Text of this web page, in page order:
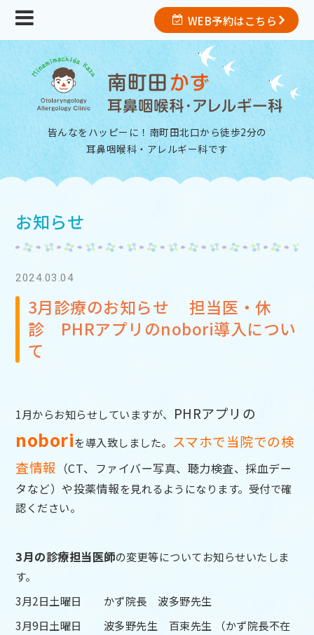
WEB予約はこちら
皆んなをハッピーに！南町田北口から徒歩2分の
耳鼻咽喉科・アレルギー科です
お知らせ
2024.03.04
3月診療のお知らせ 担当医・休
診 PHRアプリのnobori導入につい
て
1月からお知らせしていますが、 PHRアプリの
noboriを導入致しました。 スマホで当院での検
査情報 （CT、ファイバー写真、聴力検査、採血デー
タなど）や投薬情報を見れるようになります。受付で確
認ください。
3月の診療担当医師の変更等についてお知らせいたしま
す。
3月2日土曜日 かず院長 波多野先生
3月9日土曜日 波多野先生 百束先生 （かず院長不在